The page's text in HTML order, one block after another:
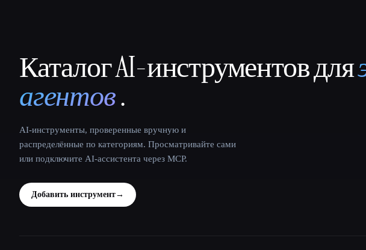
That AI Collection
Каталог AI-инструментов для
агентов.
AI-инструменты, проверенные вручную и
распределённые по категориям. Просматривайте сами
или подключите AI-ассистента через MCP.
Добавить инструмент→